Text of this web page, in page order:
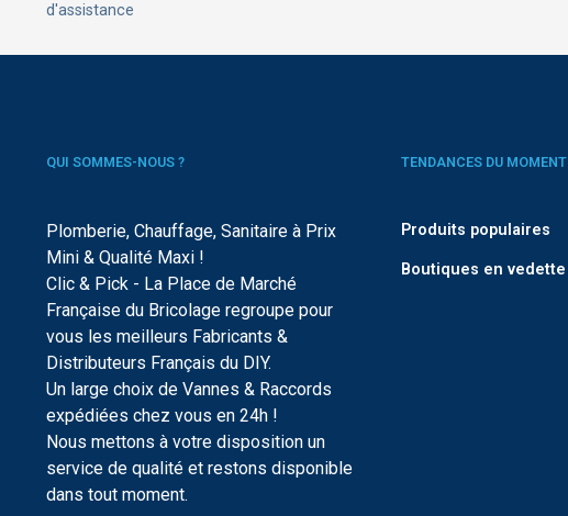
d'assistance
QUI SOMMES-NOUS ?
Plomberie, Chauffage, Sanitaire à Prix
Mini & Qualité Maxi !
Clic & Pick - La Place de Marché
Française du Bricolage regroupe pour
vous les meilleurs Fabricants &
Distributeurs Français du DIY.
Un large choix de Vannes & Raccords
expédiées chez vous en 24h !
Nous mettons à votre disposition un
service de qualité et restons disponible
dans tout moment.
TENDANCES DU MOMENT
Produits populaires
Boutiques en vedette